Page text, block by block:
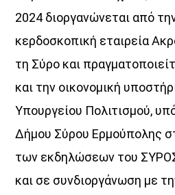
2024 διοργανώνεται από
κερδοσκοπική εταιρεία
τη Σύρο και
και την οικονομική
Υπουργείου Πολιτισμού,
Δήμου Σύρου Ερμούπολης
των εκδηλώσεων του
και σε συνδιοργάνωση με